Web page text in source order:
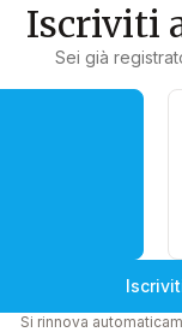
Iscriviti
Sei già
Si rinnova